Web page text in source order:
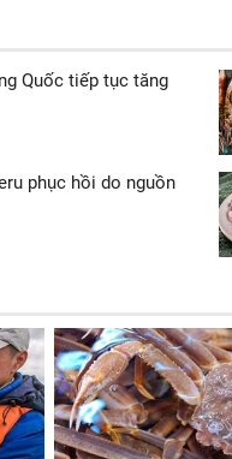
Quốc tiếp tục tăng
phục hồi do nguồn